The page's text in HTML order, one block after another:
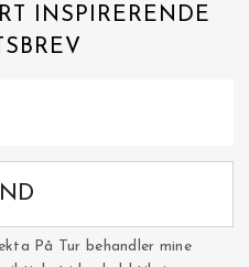
INSPIRERENDE
På Tur behandler mine